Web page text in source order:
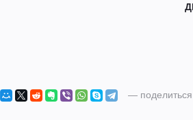
— поделиться